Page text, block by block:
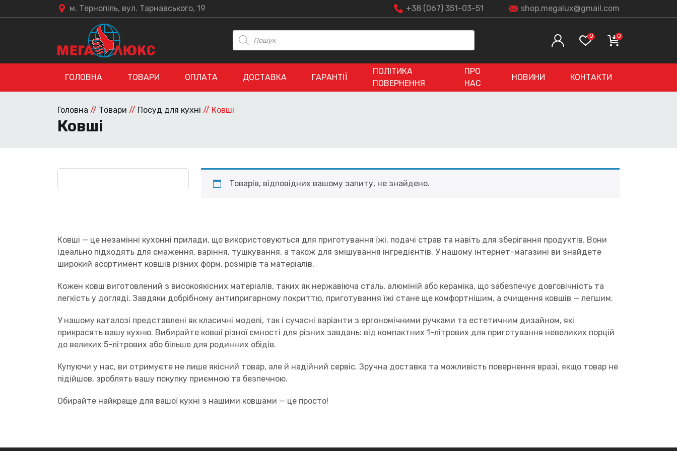
м. Тернопіль, вул. Тарнавського, 19 +38 (067) 351-03-51 shop.megalux@gmail.com
Пошук
товарів
0 0
ГОЛОВНА ТОВАРИ ОПЛАТА ДОСТАВКА ГАРАНТІЇ
ПОЛІТИКА
ПОВЕРНЕННЯ
ПРО
НАС
НОВИНИ КОНТАКТИ
Головна // Товари // Посуд для кухні // Ковші
Ковші
Товарів, відповідних вашому запиту, не знайдено.
Ковші — це незамінні кухонні прилади, що використовуються для приготування їжі, подачі страв та навіть для зберігання продуктів. Вони
ідеально підходять для смаження, варіння, тушкування, а також для змішування інгредієнтів. У нашому інтернет-магазині ви знайдете
широкий асортимент ковшів різних форм, розмірів та матеріалів.
Кожен ковш виготовлений з високоякісних матеріалів, таких як нержавіюча сталь, алюміній або кераміка, що забезпечує довговічність та
легкість у догляді. Завдяки добрібному антипригарному покриттю, приготування їжі стане ще комфортнішим, а очищення ковшів — легшим.
У нашому каталозі представлені як класичні моделі, так і сучасні варіанти з ергономічними ручками та естетичним дизайном, які
прикрасять вашу кухню. Вибирайте ковші різної ємності для різних завдань: від компактних 1-літрових для приготування невеликих порцій
до великих 5-літрових або більше для родинних обідів.
Купуючи у нас, ви отримуєте не лише якісний товар, але й надійний сервіс. Зручна доставка та можливість повернення вразі, якщо товар не
підійшов, зроблять вашу покупку приємною та безпечною.
Обирайте найкраще для вашої кухні з нашими ковшами — це просто!